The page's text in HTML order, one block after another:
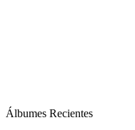
Álbumes Recientes